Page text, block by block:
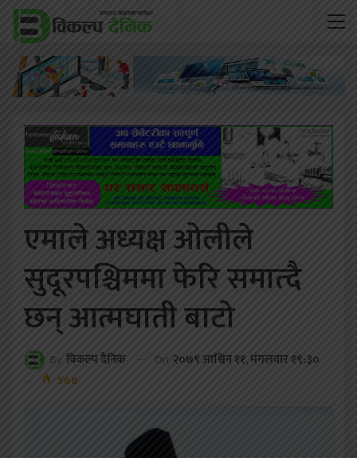
एमाले अध्यक्ष ओलीले
सुदूरपश्चिममा फेरि समात्दै
छन् आत्मघाती बाटो
By विकल्प दैनिक On २०७९ आश्विन ११, मंगलवार १९:३०
568